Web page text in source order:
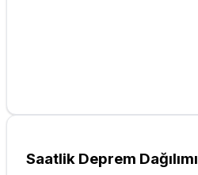
Saatlik Deprem Dağılımı